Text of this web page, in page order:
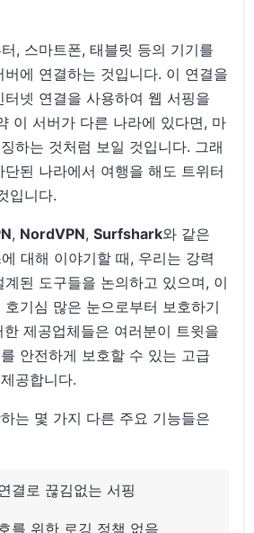
, 스마트폰, 태블릿 등의 기기를
에 연결하는 것입니다. 이 연결을
넷 연결을 사용하여 웹 서핑을
이 서버가 다른 나라에 있다면, 마
하는 것처럼 보일 것입니다. 그래
된 나라에서 여행을 해도 트위터
입니다.
, NordVPN,Surfshark와 같은
대해 이야기할 때, 우리는 강력
된 도구들을 논의하고 있으며, 이
기심 많은 눈으로부터 보호하기
제공업체들은 여러분이 트윗을
안전하게 보호할 수 있는 고급
공합니다.
는 몇 가지 다른 주요 기능들은
결로 끊김없는 서핑
를 위한 로깅 정책 없음